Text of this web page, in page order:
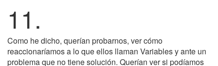
11.
Como he dicho, querían probarnos, ver cómo
reaccionaríamos a lo que ellos llaman Variables y ante un
problema que no tiene solución. Querían ver si podíamos